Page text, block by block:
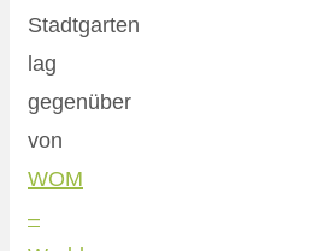
Stadtgarten
lag
gegenüber
von
WOM
–